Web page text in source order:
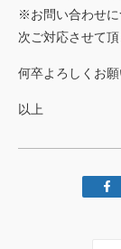
※お問い合わせ
次ご対応させて頂
何卒よろしくお願
以上